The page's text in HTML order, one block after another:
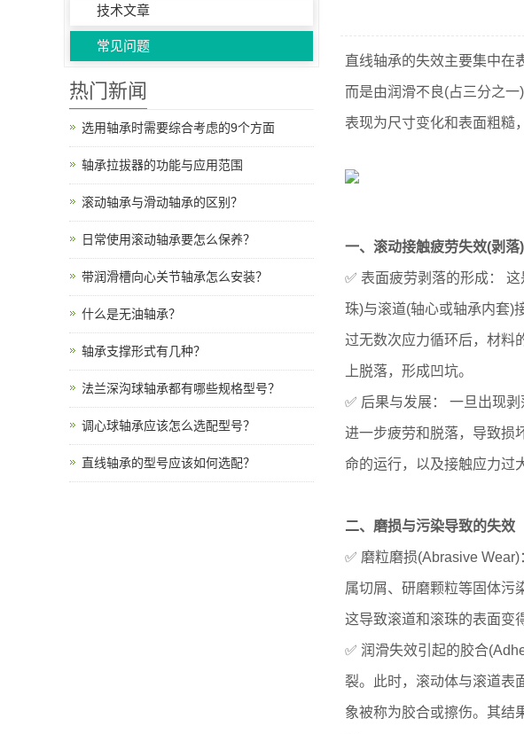
技术文章
常见问题
热门新闻
选用轴承时需要综合考虑的9个方面
轴承拉拔器的功能与应用范围
滚动轴承与滑动轴承的区别？
日常使用滚动轴承要怎么保养？
带润滑槽向心关节轴承怎么安装？
什么是无油轴承？
轴承支撑形式有几种？
法兰深沟球轴承都有哪些规格型号？
调心球轴承应该怎么选配型号？
直线轴承的型号应该如何选配？
直线轴承的失效主要集中在
而是由润滑不良(占三分之
表现为尺寸变化和表面粗糙
一、滚动接触疲劳失效(剥落)
✅ 表面疲劳剥落的形成：
珠)与滚道(轴心或轴承内套)
过无数次应力循环后，材料
上脱落，形成凹坑。
✅ 后果与发展： 一旦出现
进一步疲劳和脱落，导致损
命的运行，以及接触应力过
二、磨损与污染导致的失效
✅ 磨粒磨损(Abrasive
属切屑、研磨颗粒等固体污
这导致滚道和滚珠的表面变
✅ 润滑失效引起的胶合
裂。此时，滚动体与滚道表
象被称为胶合或擦伤。其结